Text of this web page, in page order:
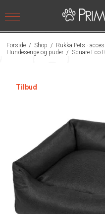
Forside / Shop / Rukka Pets -
Hundesenge og puder / Square Eco
Tilbud